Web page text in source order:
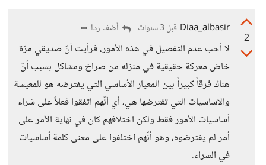
2
Diaa_albasir قبل 3 سنوات أضف ردا
لا أحب عدم التفصيل في هذه الأمور، فرأيت أنّ صديقي مرّة
خاض معركة حقيقية في منزله من صراخ ومشاكل بسبب أنّ
هناك فرقاً كبيراً بين المعيار الأساسي التي يفترضه هو للمعيشة
والاساسيات التي تفترضها هي، أي أنّهم اتفقوا فعلاً على شراء
أساسيات الأمور فقط ولكن اختلافهم كان في نهاية الأمر على
أمر لم يفترضوه، وهو أنّهم اختلفوا على معنى كلمة أساسيات
في الشراء.